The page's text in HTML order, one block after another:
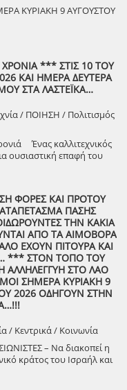
ΚΥΡΙΑΚΗ 9 ΑΥΓΟΥΣΤΟΥ
ΧΡΟΝΙΑ *** ΣΤΙΣ 10 ΤΟΥ
ΚΑΙ ΗΜΕΡΑ ΔΕΥΤΕΡΑ
ΣΤΑ ΛΑΣΤΕΪΚΑ…
/ ΠΟΙΗΣΗ / Πολιτισμός
Ένας καλλιτεχνικός
ουσιαστική επαφή του
στο όραμά μας για
να βλέπουμε τον
μια κοινή ανάσα,
εκεί όπου μοιραζόμαστε,
10 Αυγούστου, στις
με «Ιστορίες και
εκκλησίας στα
Κορίζης – Δημήτρης
/ Municipality Of
ΦΟΡΕΣ ΚΑΙ ΠΡΟΤΟΥ
ΠΑΣΗΣ
ΤΗΝ ΚΑΚΙΑ
ΑΠΟ ΤΑ ΑΙΜΟΒΟΡΑ
ΕΧΟΥΝ ΠΙΤΟΥΡΑ ΚΑΙ
*** ΣΤΟΝ ΤΟΠΟ ΤΟΥ
ΑΛΛΗΛΕΓΓΥΗ ΣΤΟ ΛΑΟ
ΣΗΜΕΡΑ ΚΥΡΙΑΚΗ 9
2026 ΟΔΗΓΟΥΝ ΣΤΗΝ
/ Κεντρικά / Κοινωνία
– Να διακοπεί η
κράτος του Ισραήλ και
τους ελληνικούς